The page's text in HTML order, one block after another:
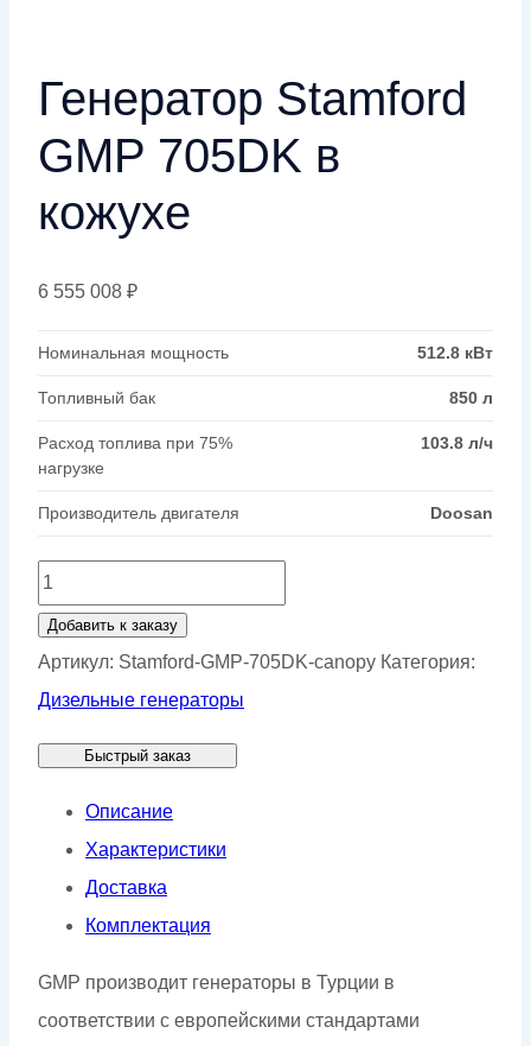
Генератор Stamford
GMP 705DK в
кожухе
6 555 008 ₽
Номинальная мощность 512.8 кВт
Топливный бак 850 л
Расход топлива при 75%
нагрузке
103.8 л/ч
Производитель двигателя Doosan
Количество
товара
Генератор
Stamford
705DK
кожухе
Добавить к заказу
Артикул: Stamford-GMP-705DK-canopy Категория:
Дизельные генераторы
Быстрый заказ
Описание
Характеристики
Доставка
Комплектация
GMP производит генераторы в Турции в
соответствии с европейскими стандартами